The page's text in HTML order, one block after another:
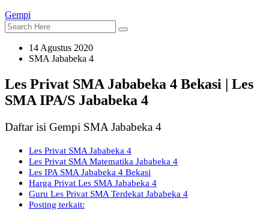
Gempi
14 Agustus 2020
SMA Jababeka 4
Les Privat SMA Jababeka 4 Bekasi | Les
SMA IPA/S Jababeka 4
Daftar isi Gempi SMA Jababeka 4
Les Privat SMA Jababeka 4
Les Privat SMA Matematika Jababeka 4
Les IPA SMA Jababeka 4 Bekasi
Harga Privat Les SMA Jababeka 4
Guru Les Privat SMA Terdekat Jababeka 4
Posting terkait: